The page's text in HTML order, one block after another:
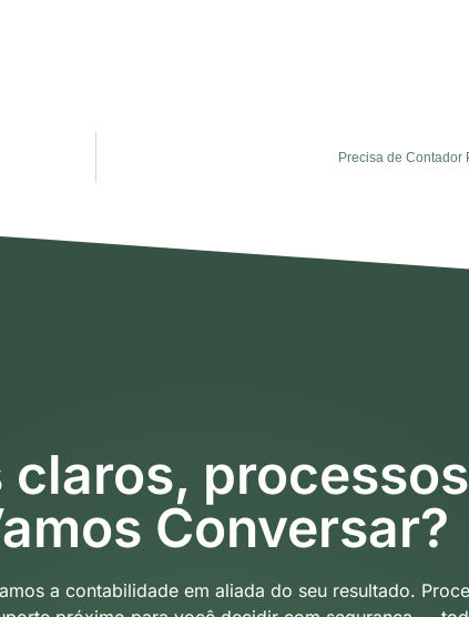
Precisa de Contador
claros,
Conversar?
a contabilidade em aliada do seu resultado.